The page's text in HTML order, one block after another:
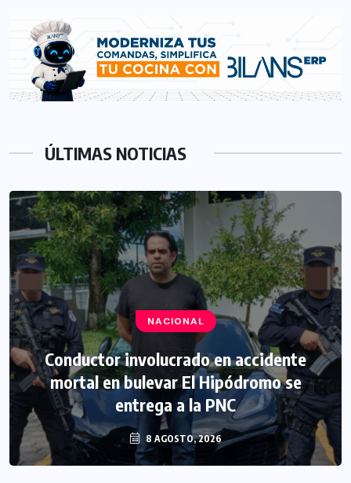
ÚLTIMAS NOTICIAS
NACIONAL
Conductor involucrado en accidente
mortal en bulevar El Hipódromo se
entrega a la PNC
8 AGOSTO, 2026